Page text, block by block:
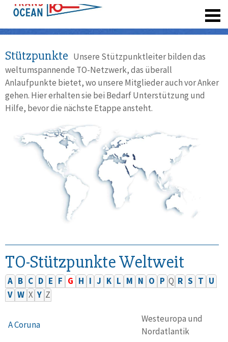
Stützpunkte Unsere Stützpunktleiter bilden das
weltumspannende TO-Netzwerk, das überall
Anlaufpunkte bietet, wo unsere Mitglieder auch vor Anker
gehen. Hier erhalten sie bei Bedarf Unterstützung und
Hilfe, bevor die nächste Etappe ansteht.
TO-Stützpunkte Weltweit
A B C D E F G H I J K L M N O P Q R S T U
V W X Y Z
A Coruna
Westeuropa und
Nordatlantik